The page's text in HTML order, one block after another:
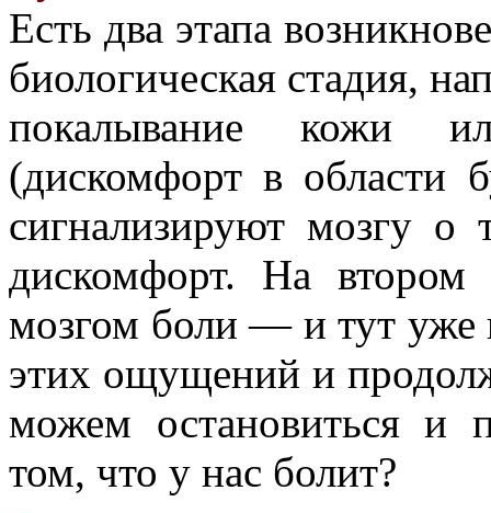
Есть два этапа
биологическая стадия,
покалывание кожи
(дискомфорт в
сигнализируют мозгу о
дискомфорт. На втором
мозгом боли — и тут уже
этих ощущений и
можем остановиться и
том, что у нас болит?